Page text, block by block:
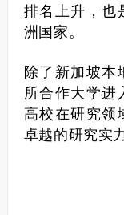
排名上升，也
洲国家。
除了新加坡本
所合作大学进
高校在研究领
卓越的研究实力